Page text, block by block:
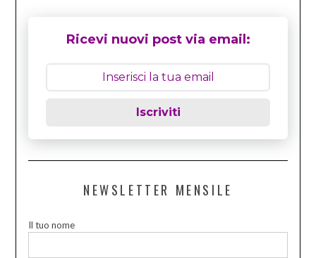
Ricevi nuovi post via email:
Iscriviti
NEWSLETTER MENSILE
Il tuo nome